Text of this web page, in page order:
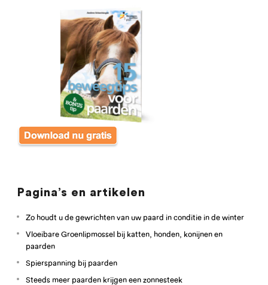
Pagina’s en artikelen
Zo houdt u de gewrichten van uw paard in conditie in de winter
Vloeibare Groenlipmossel bij katten, honden, konijnen en
paarden
Spierspanning bij paarden
Steeds meer paarden krijgen een zonnesteek